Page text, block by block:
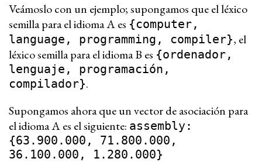
Veámoslo con un ejemplo; supongamos que el léxico
semilla para el idioma A es {computer,
language, programming, compiler}, el
léxico semilla para el idioma B es {ordenador,
lenguaje, programación,
compilador}.
Supongamos ahora que un vector de asociación para
el idioma A es el siguiente: assembly:
{63.900.000, 71.800.000,
36.100.000, 1.280.000}